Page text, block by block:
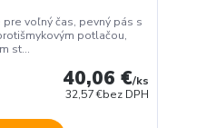
voľný čas, pevný pás s
potlačou,
st...
40,06 €/ks
32,57 €bez DPH